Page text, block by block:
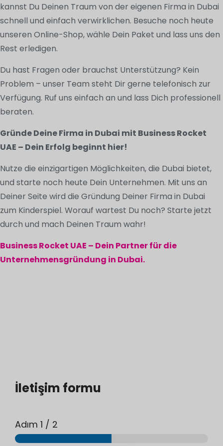
kannst Du Deinen Traum von der eigenen Firma in Dubai
schnell und einfach verwirklichen. Besuche noch heute
unseren Online-Shop, wähle Dein Paket und lass uns den
Rest erledigen.
Du hast Fragen oder brauchst Unterstützung? Kein
Problem – unser Team steht Dir gerne telefonisch zur
Verfügung. Ruf uns einfach an und lass Dich professionell
beraten.
Gründe Deine Firma in Dubai mit Business Rocket
UAE – Dein Erfolg beginnt hier!
Nutze die einzigartigen Möglichkeiten, die Dubai bietet,
und starte noch heute Dein Unternehmen. Mit uns an
Deiner Seite wird die Gründung Deiner Firma in Dubai
zum Kinderspiel. Worauf wartest Du noch? Starte jetzt
durch und mach Deinen Traum wahr!
Business Rocket UAE – Dein Partner für die
Unternehmensgründung in Dubai.
İletişim formu
Adım 1 / 2